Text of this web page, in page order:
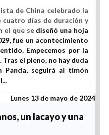
de China celebrado la
cuatro días de duración y
el que se diseñó una hoja
fue un acontecimiento
Empecemos por la
el pleno, no hay duda
Panda, seguirá al timón
Lunes 13 de mayo de 2024
un lacayo y una